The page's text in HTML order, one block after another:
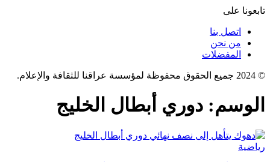
تابعونا على
اتصل بنا
من نحن
المفضلات
© 2024 جميع الحقوق محفوظة لمؤسسة عراقنا للثقافة والإعلام.
الوسم: دوري أبطال الخليج
رياضية